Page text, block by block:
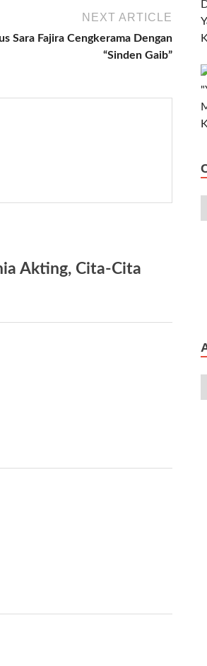
NEXT ARTICLE
Sara Fajira Cengkerama Dengan
“Sinden Gaib”
Akting, Cita-Cita